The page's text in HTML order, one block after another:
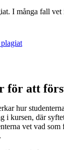
I många fall vet
för att
hur
i kursen, där
vet vad